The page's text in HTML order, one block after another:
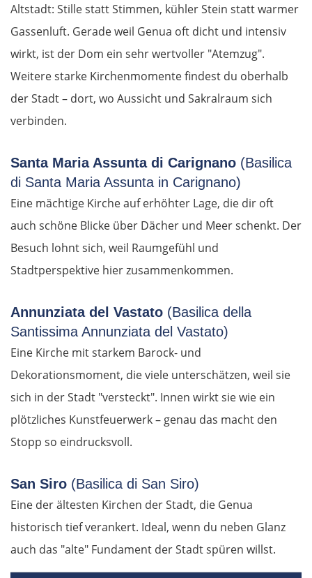
Altstadt: Stille statt Stimmen, kühler Stein statt warmer
Gassenluft. Gerade weil Genua oft dicht und intensiv
wirkt, ist der Dom ein sehr wertvoller "Atemzug".
Weitere starke Kirchenmomente findest du oberhalb
der Stadt – dort, wo Aussicht und Sakralraum sich
verbinden.
Santa Maria Assunta di Carignano (Basilica
di Santa Maria Assunta in Carignano)
Eine mächtige Kirche auf erhöhter Lage, die dir oft
auch schöne Blicke über Dächer und Meer schenkt. Der
Besuch lohnt sich, weil Raumgefühl und
Stadtperspektive hier zusammenkommen.
Annunziata del Vastato (Basilica della
Santissima Annunziata del Vastato)
Eine Kirche mit starkem Barock- und
Dekorationsmoment, die viele unterschätzen, weil sie
sich in der Stadt "versteckt". Innen wirkt sie wie ein
plötzliches Kunstfeuerwerk – genau das macht den
Stopp so eindrucksvoll.
San Siro (Basilica di San Siro)
Eine der ältesten Kirchen der Stadt, die Genua
historisch tief verankert. Ideal, wenn du neben Glanz
auch das "alte" Fundament der Stadt spüren willst.